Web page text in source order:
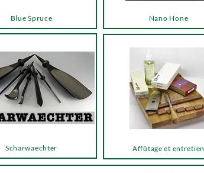
Blue Spruce Nano Hone
Scharwaechter Affûtage et entretien